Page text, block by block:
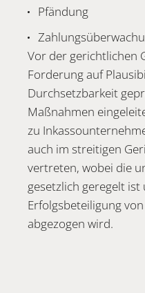
Pfändung
Vor der gerichtlichen
Forderung auf
Durchsetzbarkeit
Maßnahmen
zu
auch im streitigen
vertreten, wobei die
gesetzlich geregelt ist
Erfolgsbeteiligung
abgezogen wird.